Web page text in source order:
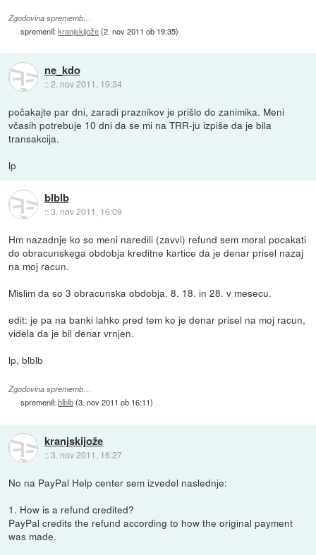
Zgodovina sprememb…
spremenil:kranjskijože(2. nov 2011 ob 19:35)
ne_kdo
::2. nov 2011, 19:34
počakajte par dni, zaradi praznikov je prišlo do zanimika. Meni
včasih potrebuje 10 dni da se mi na TRR-ju izpiše da je bila
transakcija.
lp
blblb
::3. nov 2011, 16:09
Hm nazadnje ko so meni naredili (zavvi) refund sem moral pocakati
do obracunskega obdobja kreditne kartice da je denar prisel nazaj
na moj racun.
Mislim da so 3 obracunska obdobja. 8. 18. in 28. v mesecu.
edit: je pa na banki lahko pred tem ko je denar prisel na moj racun,
videla da je bil denar vrnjen.
lp, blblb
Zgodovina sprememb…
spremenil:blblb(3. nov 2011 ob 16:11)
kranjskijože
::3. nov 2011, 16:27
No na PayPal Help center sem izvedel naslednje:
1. How is a refund credited?
PayPal credits the refund according to how the original payment
was made.